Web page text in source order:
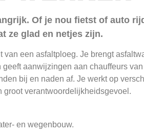
Of je nou fietst of auto
ze glad en netjes zijn.
van een asfaltploeg. Je brengt
aanwijzingen aan chauffeurs
bij en naden af. Je werkt op
groot verantwoordelijkheidsgevoel.
en wegenbouw.